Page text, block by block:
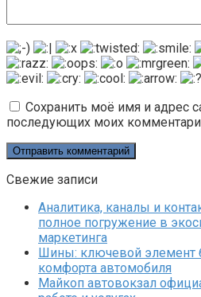
Сохранить моё имя и адрес
последующих моих
Свежие записи
Аналитика, каналы и
полное погружение в
маркетинга
Шины: ключевой элемент
комфорта автомобиля
Майкоп автовокзал